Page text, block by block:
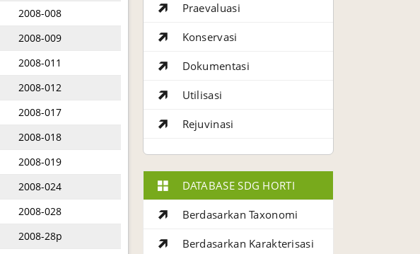
2008-008
2008-009
2008-011
2008-012
2008-017
2008-018
2008-019
2008-024
2008-028
2008-28p
Praevaluasi
Konservasi
Dokumentasi
Utilisasi
Rejuvinasi
DATABASE SDG HORTI
Berdasarkan Taxonomi
Berdasarkan Karakterisasi